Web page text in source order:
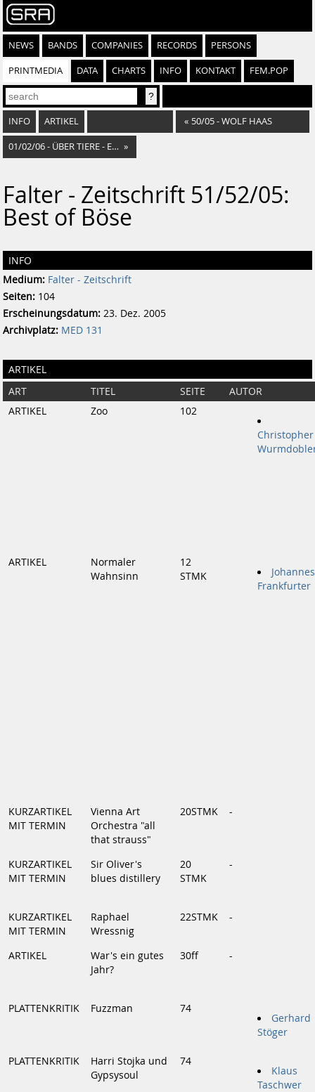
NEWS BANDS COMPANIES RECORDS PERSONS
PRINTMEDIA DATA CHARTS INFO KONTAKT FEM.POP
INFO ARTIKEL « 50/05 - WOLF HAAS
01/02/06 - ÜBER TIERE - ELFRIDE JELINEK »
Falter - Zeitschrift 51/52/05:
Best of Böse
INFO
Medium: Falter - Zeitschrift
Seiten: 104
Erscheinungsdatum: 23. Dez. 2005
Archivplatz: MED 131
ARTIKEL
ART TITEL SEITE
AUTOR
ARTIKEL
Zoo
102
Christopher
ARTIKEL
Normaler
Wahnsinn
12
STMK
Johannes
Frankfurter
KURZARTIKEL
MIT TERMIN
Vienna Art
Orchestra "all
that strauss"
20STMK -
KURZARTIKEL
MIT TERMIN
Sir Oliver's
blues distillery
20
STMK
-
KURZARTIKEL
MIT TERMIN
Raphael
Wressnig
22STMK -
ARTIKEL
War's ein gutes
Jahr?
30ff -
PLATTENKRITIK Fuzzman 74
Gerhard
Stöger
PLATTENKRITIK
Harri Stojka und
Gypsysoul
74
Klaus
Taschwer